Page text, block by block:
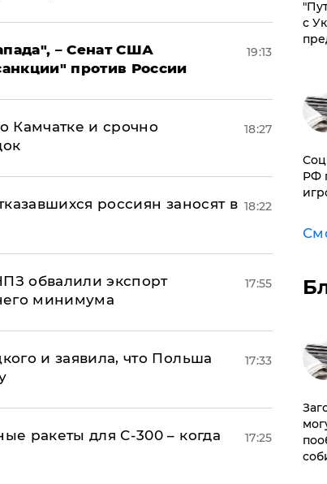
– Сенат США
против России
19:13
Камчатке и срочно
18:27
россиян заносят в 18:22
обвалили экспорт
минимума
17:55
и заявила, что Польша
17:33
ракеты для С-300 – когда
17:25
с
РФ